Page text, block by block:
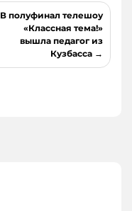
В полуфинал телешоу
«Классная тема!»
вышла педагог из
Кузбасса